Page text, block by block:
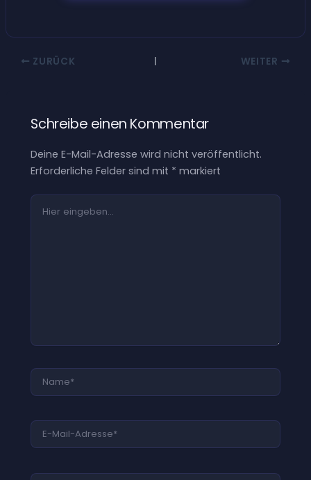
ZURÜCK WEITER
Schreibe einen Kommentar
Deine E-Mail-Adresse wird nicht veröffentlicht.
Erforderliche Felder sind mit * markiert
Hier
eingeben…
Name*
E-
Mail-